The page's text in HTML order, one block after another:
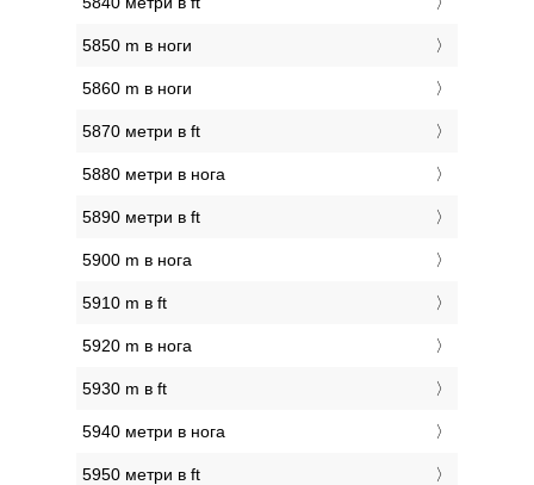
5850 m в ноги
5860 m в ноги
5870 метри в ft
5880 метри в нога
5890 метри в ft
5900 m в нога
5910 m в ft
5920 m в нога
5930 m в ft
5940 метри в нога
5950 метри в ft